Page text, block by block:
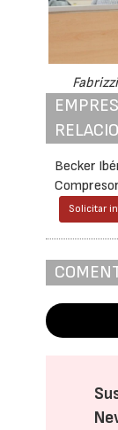
Becker
Solicitar